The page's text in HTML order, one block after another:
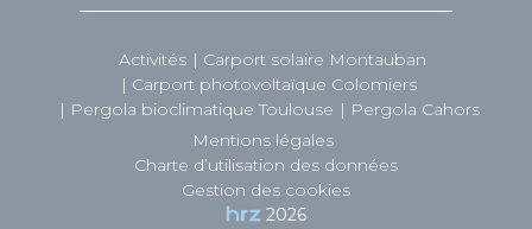
Activités
Carport solaire Montauban
Carport photovoltaïque Colomiers
Pergola bioclimatique Toulouse
Pergola Cahors
Mentions légales
Charte d’utilisation des données
Gestion des cookies
2026